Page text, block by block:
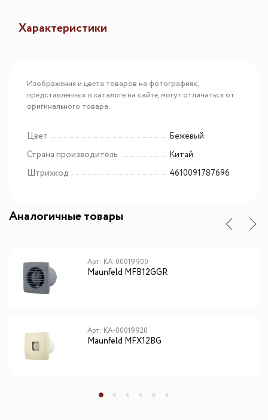
Характеристики
Изображения и цвета товаров на фотографиях,
представленных в каталоге на сайте, могут отличаться от
оригинального товара.
Цвет
Бежевый
Страна производитель
Китай
Штрихкод
4610091787696
Аналогичные товары
Арт: КА-00019900
Maunfeld MFB12GGR
Арт: КА-00019920
Maunfeld MFX12BG